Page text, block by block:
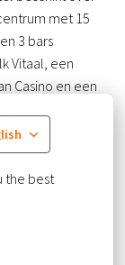
the best
met 15
3 bars
Vitaal, een
Casino en een
tot de
deze functie!